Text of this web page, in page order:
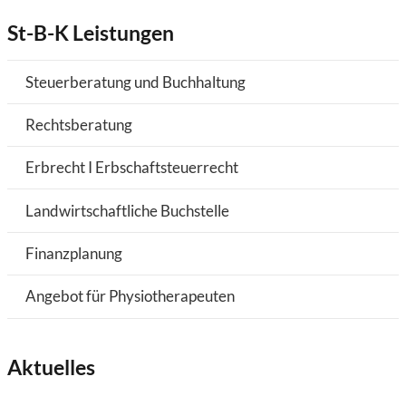
St-B-K Leistungen
Steuerberatung und Buchhaltung
Rechtsberatung
Erbrecht I Erbschaftsteuerrecht
Landwirtschaftliche Buchstelle
Finanzplanung
Angebot für Physiotherapeuten
Aktuelles